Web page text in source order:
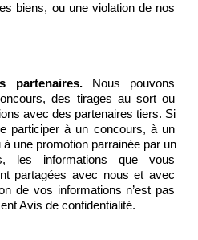
biens, ou une violation de nos
partenaires. Nous pouvons
des tirages au sort ou
avec des partenaires tiers. Si
participer à un concours, à un
une promotion parrainée par un
les informations que vous
partagées avec nous et avec
de vos informations n’est pas
Avis de confidentialité.